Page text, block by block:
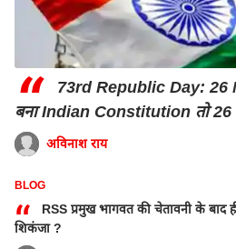
“
73rd Republic Day: 26
बना Indian Constitution तो 26
क्यों हुआअविनाश राय
BLOG
“
RSS प्रमुख भागवत की चेतावनी के बाद
शिकंजा ?